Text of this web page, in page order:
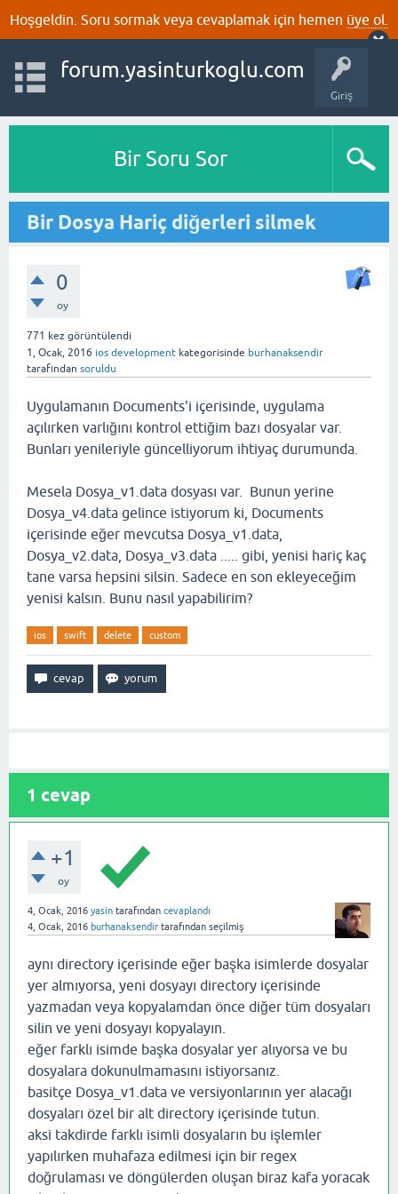
Hoşgeldin. Soru sormak veya cevaplamak için hemen üye ol.
Giriş
forum.yasinturkoglu.com
Bir Soru Sor
Bir Dosya Hariç diğerleri silmek
0
oy
771 kez görüntülendi
1, Ocak, 2016 ios development kategorisinde burhanaksendir
tarafından soruldu
Uygulamanın Documents'i içerisinde, uygulama
açılırken varlığını kontrol ettiğim bazı dosyalar var.
Bunları yenileriyle güncelliyorum ihtiyaç durumunda.
Mesela Dosya_v1.data dosyası var. Bunun yerine
Dosya_v4.data gelince istiyorum ki, Documents
içerisinde eğer mevcutsa Dosya_v1.data,
Dosya_v2.data, Dosya_v3.data ..... gibi, yenisi hariç kaç
tane varsa hepsini silsin. Sadece en son ekleyeceğim
yenisi kalsın. Bunu nasıl yapabilirim?
ios swift delete custom
1 cevap
+1
oy
4, Ocak, 2016 yasin tarafından cevaplandı
4, Ocak, 2016 burhanaksendir tarafından seçilmiş
aynı directory içerisinde eğer başka isimlerde dosyalar
yer almıyorsa, yeni dosyayı directory içerisinde
yazmadan veya kopyalamdan önce diğer tüm dosyaları
silin ve yeni dosyayı kopyalayın.
eğer farklı isimde başka dosyalar yer alıyorsa ve bu
dosyalara dokunulmamasını istiyorsanız.
basitçe Dosya_v1.data ve versiyonlarının yer alacağı
dosyaları özel bir alt directory içerisinde tutun.
aksi takdirde farklı isimli dosyaların bu işlemler
yapılırken muhafaza edilmesi için bir regex
doğrulaması ve döngülerden oluşan biraz kafa yoracak